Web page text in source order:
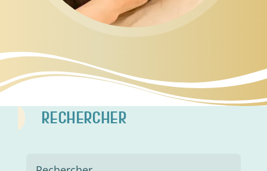
RECHERCHER